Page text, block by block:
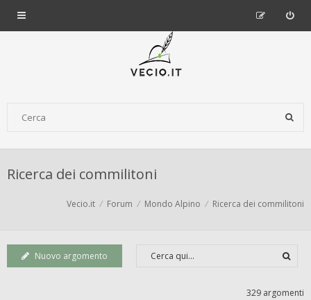
Ricerca dei commilitoni
Vecio.it Forum Mondo Alpino Ricerca dei commilitoni
Nuovo argomento
329 argomenti